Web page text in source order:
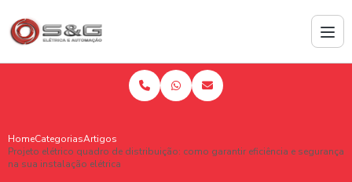
HomeCategoriasArtigos
Projeto elétrico quadro de distribuição: como garantir eficiência e segurança
na sua instalação elétrica